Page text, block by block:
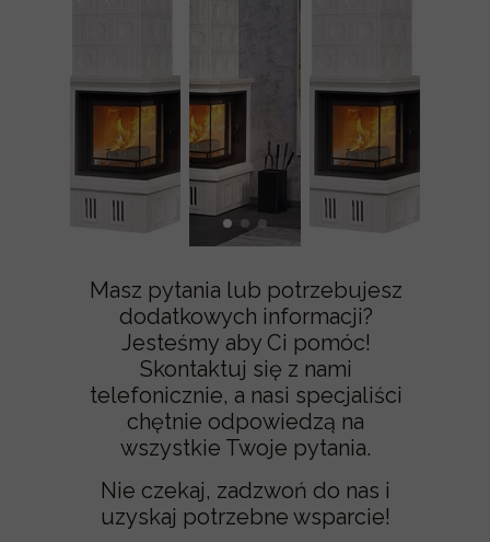
Masz pytania lub potrzebujesz
dodatkowych informacji?
Jesteśmy aby Ci pomóc!
Skontaktuj się z nami
telefonicznie, a nasi specjaliści
chętnie odpowiedzą na
wszystkie Twoje pytania.
Nie czekaj, zadzwoń do nas i
uzyskaj potrzebne wsparcie!